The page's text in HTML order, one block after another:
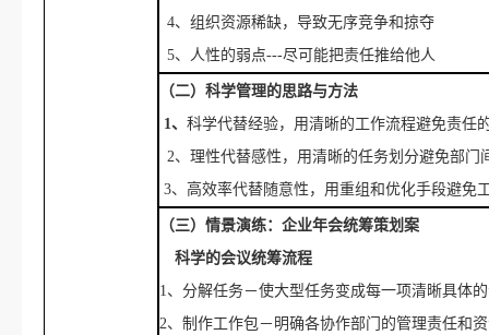
4、组织资源稀缺，导致无序竞争和掠夺
5、人性的弱点---尽可能把责任推给他人
（二）科学管理的思路与方法
1、科学代替经验，用清晰的工作流程避免责任
2、理性代替感性，用清晰的任务划分避免部门
3、高效率代替随意性，用重组和优化手段避免
（三）情景演练：企业年会统筹策划案
科学的会议统筹流程
1、分解任务－使大型任务变成每一项清晰具体
2、制作工作包－明确各协作部门的管理责任和